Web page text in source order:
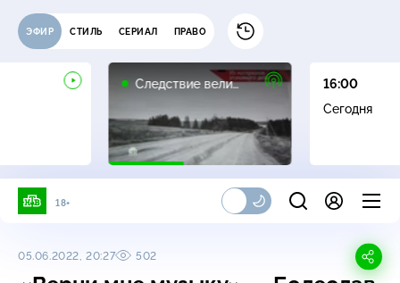
ЭФИР СТИЛЬ СЕРИАЛ ПРАВО
Следствие вели…
16+
16:00
Сегодня
18+
05.06.2022, 20:27 502